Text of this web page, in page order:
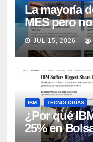
La mayoría
MES pero
Automation
JUL 15, 2026
IBM TECNOLOGÍAS
¿Por qué
25% en